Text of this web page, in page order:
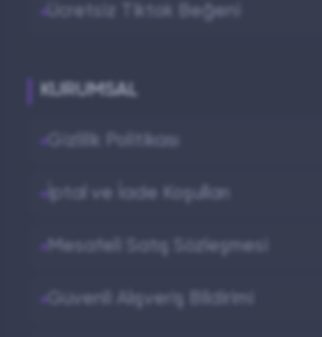
Ücretsiz Tiktok Beğeni
KURUMSAL
Gizlilik Politikası
İptal ve İade Koşulları
Mesafeli Satış Sözleşmesi
Güvenli Alışveriş Bildirimi